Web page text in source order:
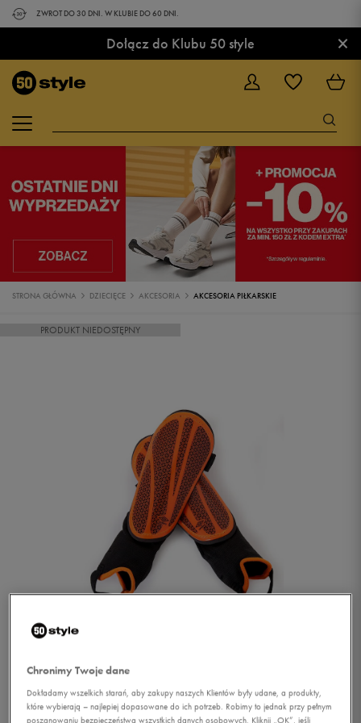
ZWROT DO 30 DNI. W KLUBIE DO 60 DNI.
Dołącz do Klubu 50 style ×
STRONA GŁÓWNA DZIECIĘCE AKCESORIA AKCESORIA PIŁKARSKIE
PRODUKT NIEDOSTĘPNY
UMBRO OCHRANIACZE
Chronimy Twoje dane
Dokładamy wszelkich starań, aby zakupy naszych Klientów były udane, a produkty,
które wybierają – najlepiej dopasowane do ich potrzeb. Robimy to jednak przy pełnym
poszanowaniu bezpieczeństwa wszystkich danych osobowych. Kliknij „OK”, jeśli